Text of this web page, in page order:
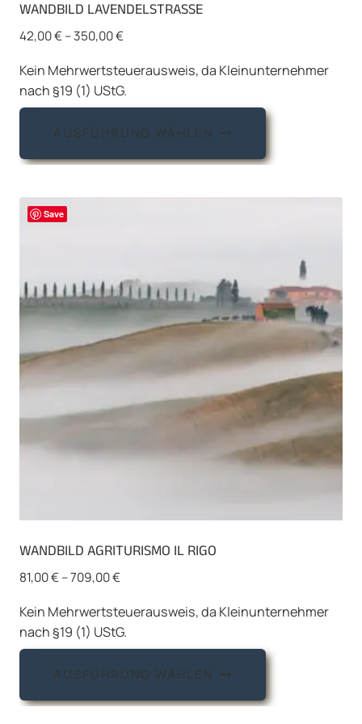
WANDBILD LAVENDELSTRASSE
42,00€–350,00€
Kein Mehrwertsteuerausweis, da Kleinunternehmer
nach §19 (1) UStG.
AUSFÜHRUNG WÄHLEN
Dieses
weist
Optionen
können
auf
Produktseite
gewählt
werden
Save
WANDBILD AGRITURISMO IL RIGO
81,00€–709,00€
Kein Mehrwertsteuerausweis, da Kleinunternehmer
nach §19 (1) UStG.
AUSFÜHRUNG WÄHLEN
Dieses
weist